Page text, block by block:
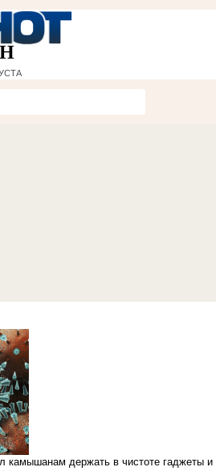
камышанам держать в чистоте гаджеты